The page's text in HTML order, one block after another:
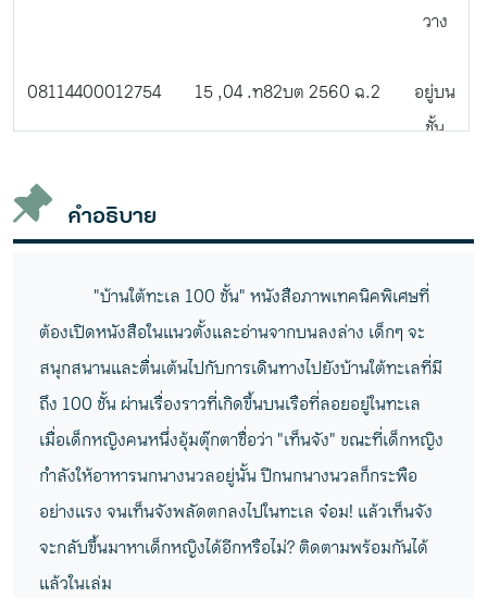
วาง
08114400012754 15 ,04 .ท82บต 2560 ฉ.2
อยู่บน
ชั้น
คำอธิบาย
"บ้านใต้ทะเล 100 ชั้น" หนังสือภาพเทคนิคพิเศษที่
ต้องเปิดหนังสือในแนวตั้งและอ่านจากบนลงล่าง เด็กๆ จะ
สนุกสนานและตื่นเต้นไปกับการเดินทางไปยังบ้านใต้ทะเลที่มี
ถึง 100 ชั้น ผ่านเรื่องราวที่เกิดขึ้นบนเรือที่ลอยอยู่ในทะเล
เมื่อเด็กหญิงคนหนึ่งอุ้มตุ๊กตาชื่อว่า "เท็นจัง" ขณะที่เด็กหญิง
กำลังให้อาหารนกนางนวลอยู่นั้น ปีกนกนางนวลก็กระพือ
อย่างแรง จนเท็นจังพลัดตกลงไปในทะเล จ๋อม! แล้วเท็นจัง
จะกลับขึ้นมาหาเด็กหญิงได้อีกหรือไม่? ติดตามพร้อมกันได้
แล้วในเล่ม